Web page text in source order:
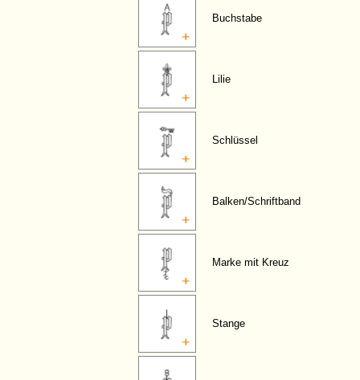
Buchstabe
Lilie
Schlüssel
Balken/Schriftband
Marke mit Kreuz
Stange